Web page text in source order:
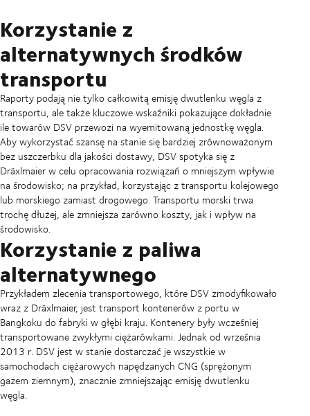
Korzystanie z
alternatywnych środków
transportu
Raporty podają nie tylko całkowitą emisję dwutlenku węgla z
transportu, ale także kluczowe wskaźniki pokazujące dokładnie
ile towarów DSV przewozi na wyemitowaną jednostkę węgla.
Aby wykorzystać szansę na stanie się bardziej zrównoważonym
bez uszczerbku dla jakości dostawy, DSV spotyka się z
Dräxlmaier w celu opracowania rozwiązań o mniejszym wpływie
na środowisko; na przykład, korzystając z transportu kolejowego
lub morskiego zamiast drogowego. Transportu morski trwa
trochę dłużej, ale zmniejsza zarówno koszty, jak i wpływ na
środowisko.
Korzystanie z paliwa
alternatywnego
Przykładem zlecenia transportowego, które DSV zmodyfikowało
wraz z Dräxlmaier, jest transport kontenerów z portu w
Bangkoku do fabryki w głębi kraju. Kontenery były wcześniej
transportowane zwykłymi ciężarówkami. Jednak od września
2013 r. DSV jest w stanie dostarczać je wszystkie w
samochodach ciężarowych napędzanych CNG (sprężonym
gazem ziemnym), znacznie zmniejszając emisję dwutlenku
węgla.